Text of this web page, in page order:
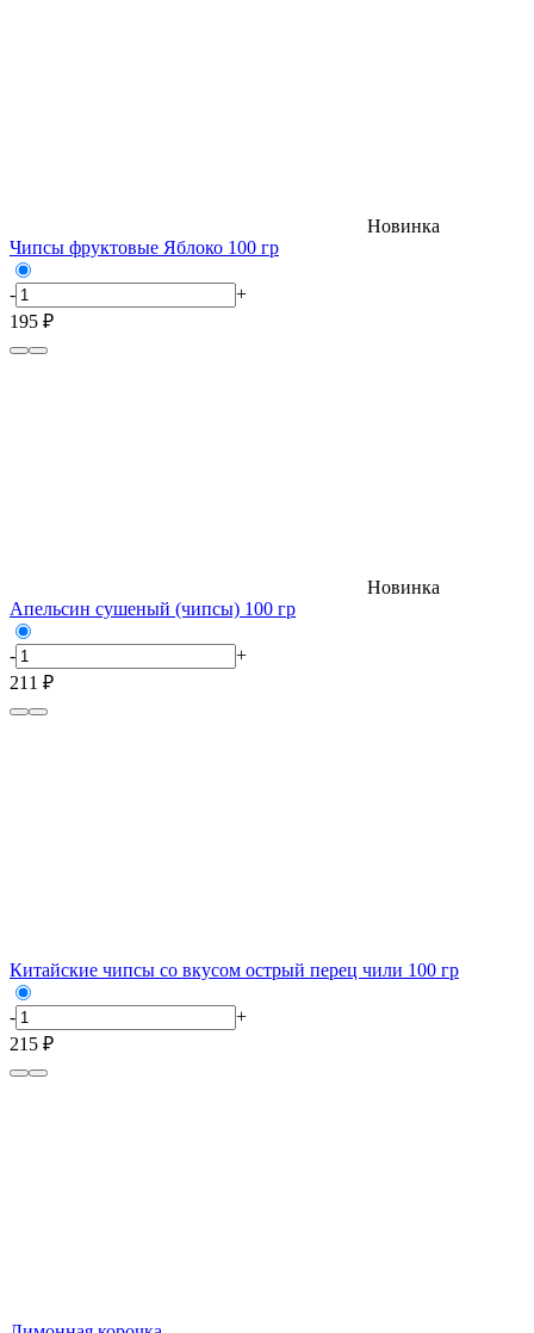
Новинка
Чипсы фруктовые Яблоко 100 гр
-
+
195 ₽
Новинка
Апельсин сушеный (чипсы) 100 гр
-
+
211 ₽
Китайские чипсы со вкусом острый перец чили 100 гр
-
+
215 ₽